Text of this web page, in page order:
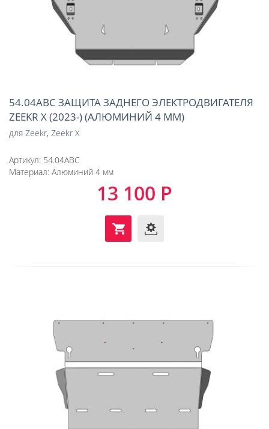
54.04ABC ЗАЩИТА ЗАДНЕГО ЭЛЕКТРОДВИГАТЕЛЯ
ZEEKR Х (2023-) (АЛЮМИНИЙ 4 ММ)
для Zeekr, Zeekr X
Артикул: 54.04ABC
Материал: Алюминий 4 мм
13 100 Р